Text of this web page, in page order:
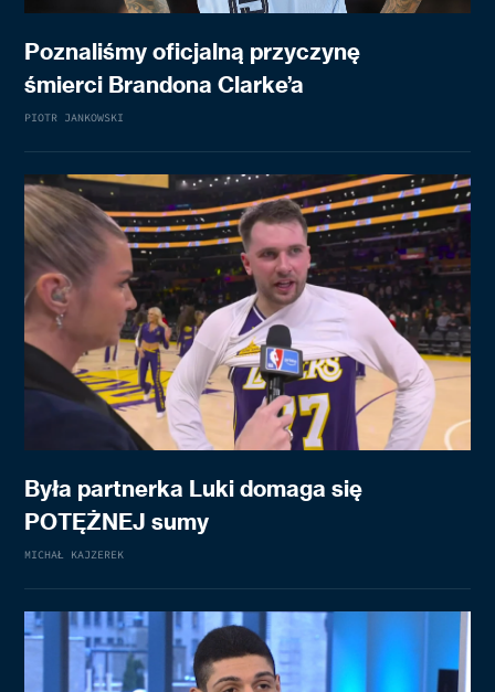
Poznaliśmy oficjalną przyczynę
śmierci Brandona Clarke’a
PIOTR JANKOWSKI
Była partnerka Luki domaga się
POTĘŻNEJ sumy
MICHAŁ KAJZEREK